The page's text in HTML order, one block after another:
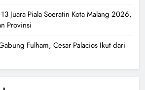
Juara Piala Soeratin Kota Malang 2026,
Provinsi
Fulham, Cesar Palacios Ikut dari